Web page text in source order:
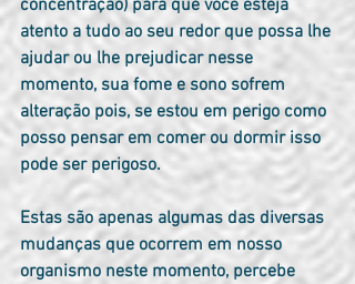
concentração) para que você esteja
atento a tudo ao seu redor que possa lhe
ajudar ou lhe prejudicar nesse
momento, sua fome e sono sofrem
alteração pois, se estou em perigo como
posso pensar em comer ou dormir isso
pode ser perigoso.
Estas são apenas algumas das diversas
mudanças que ocorrem em nosso
organismo neste momento, percebe